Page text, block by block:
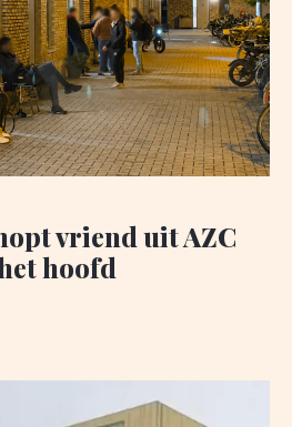
vriend uit AZC
hoofd